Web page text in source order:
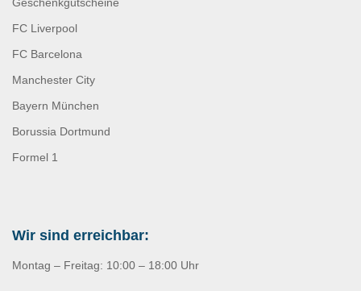
FC Liverpool
FC Barcelona
Manchester City
Bayern München
Borussia Dortmund
Formel 1
Wir sind erreichbar:
Montag – Freitag: 10:00 – 18:00 Uhr